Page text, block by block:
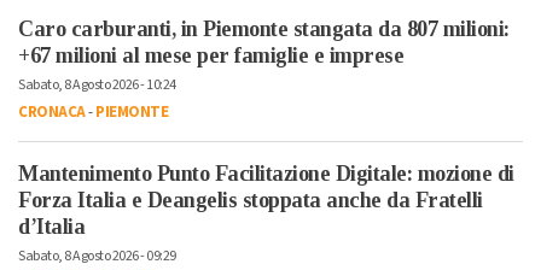
Caro carburanti, in Piemonte stangata da 807 milioni:
+67 milioni al mese per famiglie e imprese
Sabato, 8 Agosto 2026 - 10:24
CRONACA-PIEMONTE
Mantenimento Punto Facilitazione Digitale: mozione di
Forza Italia e Deangelis stoppata anche da Fratelli
d’Italia
Sabato, 8 Agosto 2026 - 09:29